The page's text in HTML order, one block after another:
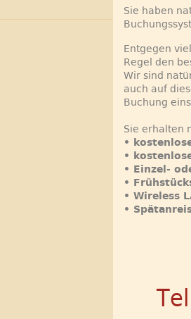
Sie haben
Entgegen
Regel den
Wir sind
auch auf
Buchung
Sie erhalten
•
•
• Einzel-
•
• Wireless
•